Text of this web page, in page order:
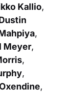
Kallio,
,
Meyer,
,
,
,